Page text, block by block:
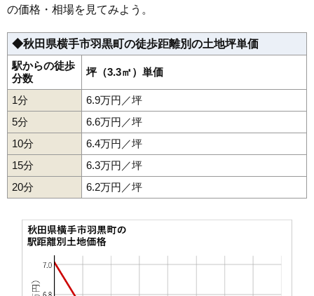
36 十文字町宝竜 4.6万円
37 八幡 4.4万円 431万円
38 上内町 4.0万円 465万円 -6.7%
39 十文字町上鍋倉 3.9万円
40 増田町増田 3.7万円
41 十文字町佐賀会 3.7万円
42 赤川 3.5万円
43 3.4万円
44 赤坂 3.2万円 337万円 -6.4%
十文字町十五野
46 大沢
の価格・相場を見てみよう。
◆秋田県横手市羽黒町の徒歩距離別の土地坪単価
駅からの徒歩
分数
坪（3.3㎡）単価
1分
6.9万円／坪
5分
6.6万円／坪
10分
6.4万円／坪
15分
6.3万円／坪
20分
6.2万円／坪